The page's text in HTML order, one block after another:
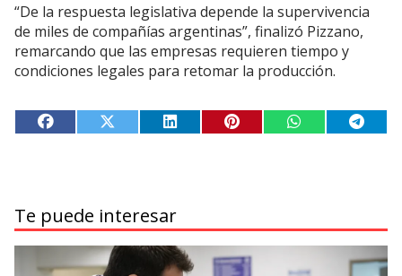
“De la respuesta legislativa depende la supervivencia
de miles de compañías argentinas”, finalizó Pizzano,
remarcando que las empresas requieren tiempo y
condiciones legales para retomar la producción.
Te puede interesar